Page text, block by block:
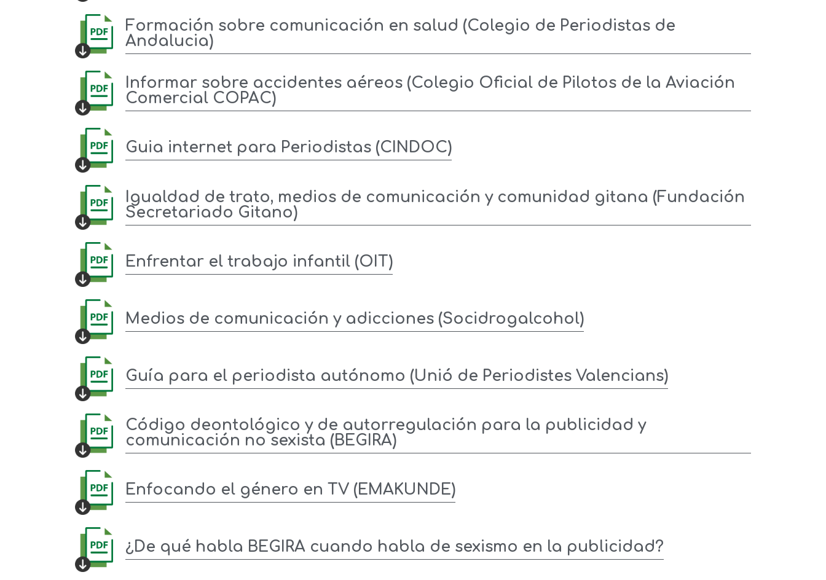
Formación sobre comunicación en salud (Colegio de Periodistas de
Andalucia)
Informar sobre accidentes aéreos (Colegio Oficial de Pilotos de la Aviación
Comercial COPAC)
Guia internet para Periodistas (CINDOC)
Igualdad de trato, medios de comunicación y comunidad gitana (Fundación
Secretariado Gitano)
Enfrentar el trabajo infantil (OIT)
Medios de comunicación y adicciones (Socidrogalcohol)
Guía para el periodista autónomo (Unió de Periodistes Valencians)
Código deontológico y de autorregulación para la publicidad y
comunicación no sexista (BEGIRA)
Enfocando el género en TV (EMAKUNDE)
¿De qué habla BEGIRA cuando habla de sexismo en la publicidad?